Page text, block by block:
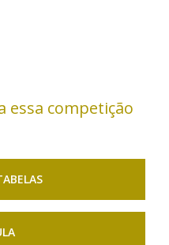
essa competição